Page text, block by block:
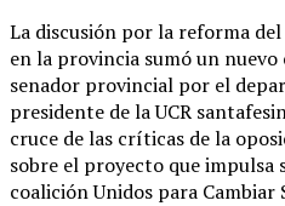
La discusión por la reforma
en la provincia sumó un
senador provincial por el
presidente de la UCR
cruce de las críticas de la
sobre el proyecto que
coalición Unidos para Cambiar